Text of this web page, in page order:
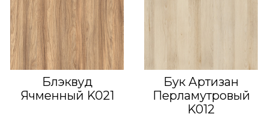
Блэквуд
Ячменный K021
Бук Артизан
Перламутровый
K012